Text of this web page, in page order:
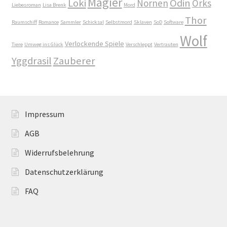
Unsere Autoren
Verlockende Spiele
Weil wir Mädchen sind
Welcome
William von Saargnagel
Liebesroman Lisa Brenk Loki Mord Nornen Odin Orks
Raumschiff Romance Sammler Schicksal Selbstmord Sklaven SoD Software Thor
Tiere Umweg ins Glück Verlockende Spiele Verschleppt Vertrauten Wolf
YggdrasilZauberer
Impressum
AGB
Widerrufsbelehrung
Datenschutzerklärung
FAQ